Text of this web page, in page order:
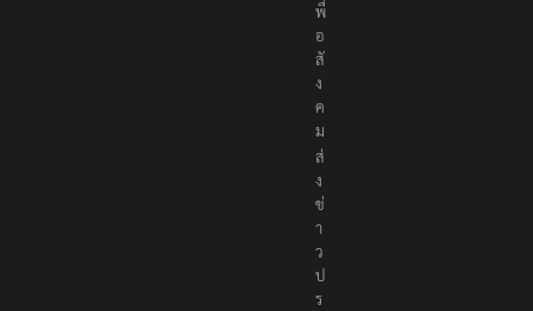
พื่
อ
สั
ง
ค
ม
ส่
ง
ข่
า
ว
ป
ร